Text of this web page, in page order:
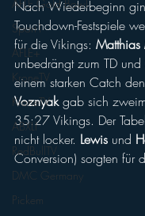
AFLE Gold Bowl
Sport1
AFLE+
KroneTV
KroneTV
ABXLI
RedBullTV
DMC Germany
Pickem
Nach Wiederbeginn
Touchdown-Festspiele
für die Vikings: Matthias
unbedrängt zum TD und
einem starken Catch
Voznyak gab sich
35:27 Vikings. Der
nicht locker. Lewis und
Conversion) sorgten für